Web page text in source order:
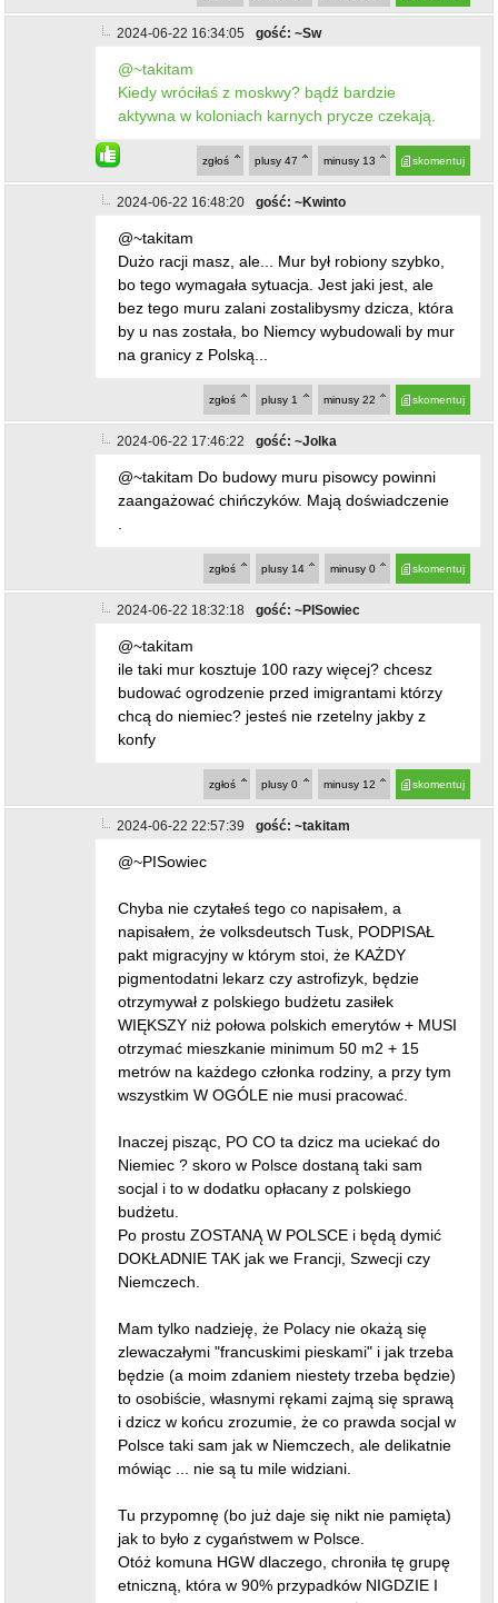
2024-06-22 16:34:05 gość: ~Sw
@~takitam
Kiedy wróciłaś z moskwy? bądź bardzie
aktywna w koloniach karnych prycze czekają.
skomentuj
minusy 13
plusy 47
zgłoś
2024-06-22 16:48:20 gość: ~Kwinto
@~takitam
Dużo racji masz, ale... Mur był robiony szybko,
bo tego wymagała sytuacja. Jest jaki jest, ale
bez tego muru zalani zostalibysmy dzicza, która
by u nas została, bo Niemcy wybudowali by mur
na granicy z Polską...
skomentuj
minusy 22
plusy 1
zgłoś
2024-06-22 17:46:22 gość: ~Jolka
@~takitam Do budowy muru pisowcy powinni
zaangażować chińczyków. Mają doświadczenie
.
skomentuj
minusy 0
plusy 14
zgłoś
2024-06-22 18:32:18 gość: ~PISowiec
@~takitam
ile taki mur kosztuje 100 razy więcej? chcesz
budować ogrodzenie przed imigrantami którzy
chcą do niemiec? jesteś nie rzetelny jakby z
konfy
skomentuj
minusy 12
plusy 0
zgłoś
2024-06-22 22:57:39 gość: ~takitam
@~PISowiec
Chyba nie czytałeś tego co napisałem, a
napisałem, że volksdeutsch Tusk, PODPISAŁ
pakt migracyjny w którym stoi, że KAŻDY
pigmentodatni lekarz czy astrofizyk, będzie
otrzymywał z polskiego budżetu zasiłek
WIĘKSZY niż połowa polskich emerytów + MUSI
otrzymać mieszkanie minimum 50 m2 + 15
metrów na każdego członka rodziny, a przy tym
wszystkim W OGÓLE nie musi pracować.
Inaczej pisząc, PO CO ta dzicz ma uciekać do
Niemiec ? skoro w Polsce dostaną taki sam
socjal i to w dodatku opłacany z polskiego
budżetu.
Po prostu ZOSTANĄ W POLSCE i będą dymić
DOKŁADNIE TAK jak we Francji, Szwecji czy
Niemczech.
Mam tylko nadzieję, że Polacy nie okażą się
zlewaczałymi "francuskimi pieskami" i jak trzeba
będzie (a moim zdaniem niestety trzeba będzie)
to osobiście, własnymi rękami zajmą się sprawą
i dzicz w końcu zrozumie, że co prawda socjal w
Polsce taki sam jak w Niemczech, ale delikatnie
mówiąc ... nie są tu mile widziani.
Tu przypomnę (bo już daje się nikt nie pamięta)
jak to było z cygaństwem w Polsce.
Otóż komuna HGW dlaczego, chroniła tę grupę
etniczną, która w 90% przypadków NIGDZIE I